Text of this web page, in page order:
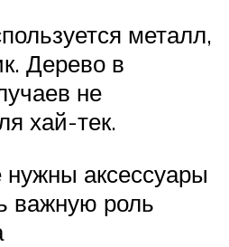
металл,
Дерево в
не
хай-тек.
аксессуары
важную роль